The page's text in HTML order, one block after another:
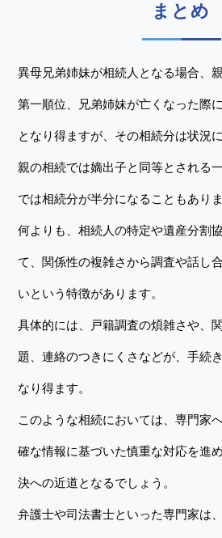
まとめ
異母兄弟姉妹が相続人となる場合、
第一順位、兄弟姉妹が亡くなった際
となり得ますが、その相続分は状況
親の相続では嫡出子と同等とされる
では相続分が半分になることもありま
何よりも、相続人の特定や遺産分割
て、関係性の複雑さから調査や話し
いという特徴があります。
具体的には、戸籍調査の煩雑さや、
題、連絡のつきにくさなどが、手続
なり得ます。
このような相続においては、専門家
確な情報に基づいた慎重な対応を進
決への近道となるでしょう。
弁護士や司法書士といった専門家は